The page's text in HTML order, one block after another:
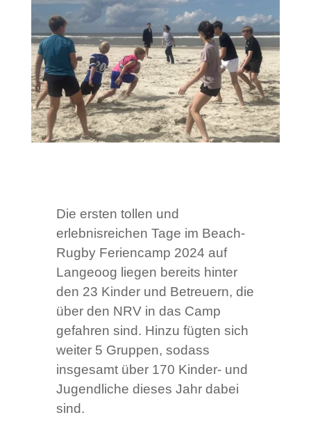
Die ersten tollen und
erlebnisreichen Tage im Beach-
Rugby Feriencamp 2024 auf
Langeoog liegen bereits hinter
den 23 Kinder und Betreuern, die
über den NRV in das Camp
gefahren sind. Hinzu fügten sich
weiter 5 Gruppen, sodass
insgesamt über 170 Kinder- und
Jugendliche dieses Jahr dabei
sind.